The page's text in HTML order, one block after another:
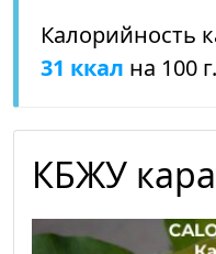
Калорийность
31 ккал на 100
КБЖУ